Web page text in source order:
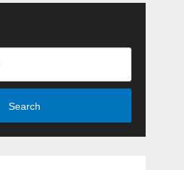
Search